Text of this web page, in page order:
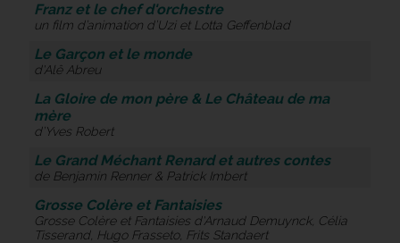
Franz et le chef d'orchestre
un film d’animation d’Uzi et Lotta Geffenblad
Le Garçon et le monde
d'Alê Abreu
La Gloire de mon père & Le Château de ma
mère
d’Yves Robert
Le Grand Méchant Renard et autres contes
de Benjamin Renner & Patrick Imbert
Grosse Colère et Fantaisies
Grosse Colère et Fantaisies d'Arnaud Demuynck, Célia
Tisserand, Hugo Frasseto, Frits Standaert